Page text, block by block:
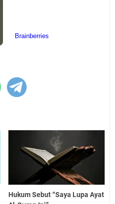
Hukum Sebut “Saya Lupa Ayat